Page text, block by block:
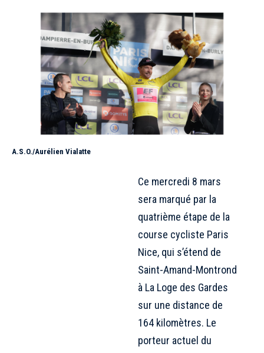
A.S.O./Aurélien Vialatte
Ce mercredi 8 mars
sera marqué par la
quatrième étape de la
course cycliste Paris
Nice, qui s’étend de
Saint-Amand-Montrond
à La Loge des Gardes
sur une distance de
164 kilomètres. Le
porteur actuel du